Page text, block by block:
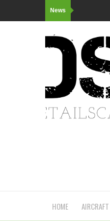
News
HOME AIRCRAFT